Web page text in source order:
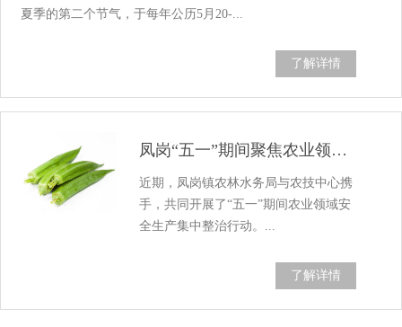
夏季的第二个节气，于每年公历5月20-...
了解详情
凤岗“五一”期间聚焦农业领域开展安全生产...
近期，凤岗镇农林水务局与农技中心携
手，共同开展了“五一”期间农业领域安
全生产集中整治行动。...
了解详情